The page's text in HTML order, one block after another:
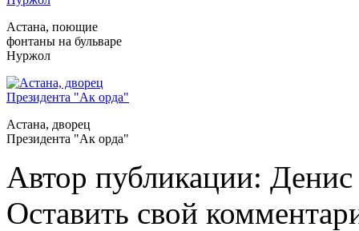
Астана, поющие
фонтаны на бульваре
Нуржол
Астана, дворец
Президента "Ак орда"
Автор публикации:
Оставить свой